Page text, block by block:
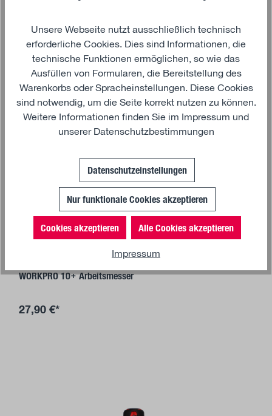
In den Warenkorb
WORKPRO 10+ Arbeitsmesser
27,90 €*
Unsere Webseite nutzt ausschließlich technisch
erforderliche Cookies. Dies sind Informationen, die
technische Funktionen ermöglichen, so wie das
Ausfüllen von Formularen, die Bereitstellung des
Warenkorbs oder Spracheinstellungen. Diese Cookies
sind notwendig, um die Seite korrekt nutzen zu können.
Weitere Informationen finden Sie im Impressum und
unsererDatenschutzbestimmungen
Datenschutzeinstellungen
Nur funktionale Cookies akzeptieren
Cookies akzeptieren Alle Cookies akzeptieren
Impressum